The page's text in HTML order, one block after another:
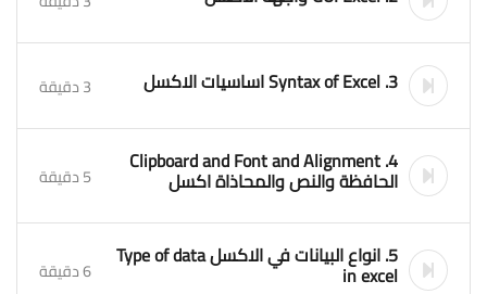
3. Syntax of Excel اساسيات الاكسل 3 دقيقة
4. Clipboard and Font and Alignment
الحافظة والنص والمحاذاة اكسل 5 دقيقة
5. انواع البيانات في الاكسل Type of data
in excel 6 دقيقة